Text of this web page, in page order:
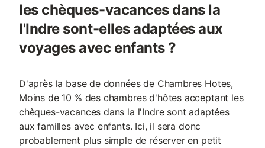
les chèques-vacances dans la
l'Indre sont-elles adaptées aux
voyages avec enfants ?
D'après la base de données de Chambres Hotes,
Moins de 10 % des chambres d'hôtes acceptant les
chèques-vacances dans la l'Indre sont adaptées
aux familles avec enfants. Ici, il sera donc
probablement plus simple de réserver en petit